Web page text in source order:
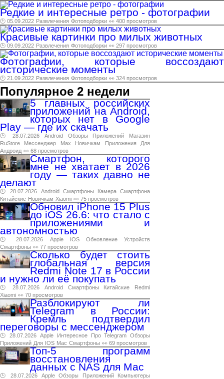
Редкие и интересные ретро - фотографии
🕑 05.09.2022 Развлечения Фотоподборки 👀 400 просмотров
Красивые картинки про милых животных
🕑 09.09.2022 Развлечения Фотоподборки 👀 297 просмотров
Фотографии, которые воссоздают
исторические моменты
🕑 21.09.2022 Развлечения Фотоподборки 👀 324 просмотров
Популярное 2 недели
5 главных российских
приложений на Android,
которых нет в Google
Play — где их скачать
🕑 28.07.2026 Android Обзоры Приложений
Магазин
RuStore
Мессенджер Max Новичкам Приложения
Для
Андроид 👀 68 просмотров
Смартфон, которого
мне не хватает в 2026
году — таких давно не
делают
🕑 28.07.2026 Android Смартфоны Камера Смартфона
Китайские Новичкам Xiaomi 👀 75 просмотров
Обновил iPhone 15 Plus
до iOS 26.6: что стало с
приложениями и
автономностью
🕑 28.07.2026 Apple IOS Обновление
Устройств
Смартфоны 👀 77 просмотров
Сколько будет стоить
глобальная версия
Redmi Note 17 в России
и нужно ли её покупать
🕑 28.07.2026 Android Смартфоны Китайские
Redmi
Xiaomi 👀 70 просмотров
Разблокируют ли
Telegram в России:
Кремль подтвердил
переговоры с мессенджером
🕑 28.07.2026 Apple Интересное Про Telegram Обзоры
Приложений Для IOS Mac Смартфоны 👀 69 просмотров
Топ-5 программ
восстановления
данных с NAS для Mac
🕑 28.07.2026 Apple Обзоры Приложений
Компьютеры